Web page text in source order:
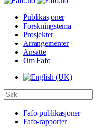
Publikasjoner
Forskningstema
Prosjekter
Arrangementer
Ansatte
Om Fafo
Fafo-publikasjoner
Fafo-rapporter